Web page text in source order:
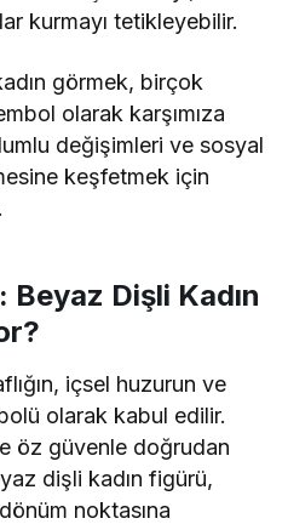
kurmayı tetikleyebilir.
görmek, birçok
olarak karşımıza
değişimleri ve sosyal
keşfetmek için
Beyaz Dişli Kadın
içsel huzurun ve
olarak kabul edilir.
öz güvenle doğrudan
dişli kadın figürü,
noktasına